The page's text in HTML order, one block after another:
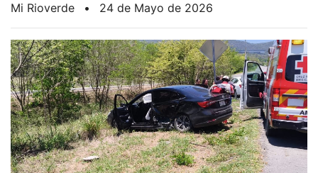
Mi Rioverde • 24 de Mayo de 2026